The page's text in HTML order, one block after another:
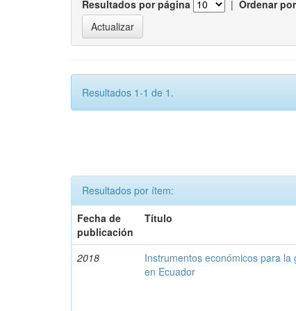
Resultados por página | Ordenar por
Resultados 1-1 de 1.
Resultados por ítem:
Fecha de
publicación
Título
2018
Instrumentos económicos para
en Ecuador